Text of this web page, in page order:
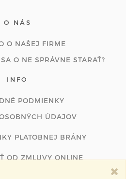
O NÁS
O NAŠEJ FIRME
O NE SPRÁVNE STARAŤ?
INFO
PODMIENKY
ÚDAJOV
PLATOBNEJ BRÁNY
OD ZMLUVY ONLINE